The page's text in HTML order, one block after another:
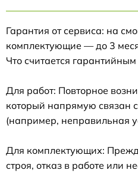
Гарантия от сервиса: на
комплектующие — до 3
Что считается
Для работ: Повторное
который напрямую связан
(например, неправильная
Для комплектующих:
строя, отказ в работе или